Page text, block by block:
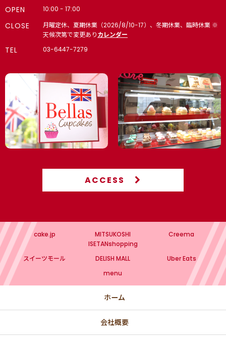
OPEN 10:00 - 17:00
CLOSE
月曜定休、夏期休業（2026/8/10-17）、冬期休業、臨時休業 ※
天候次第で変更ありカレンダー
TEL 03-6447-7279
ACCESS
cake.jp
MITSUKOSHI
ISETANshopping
Creema
スイーツモール DELISH MALL
Uber Eats
menu
ホーム
会社概要